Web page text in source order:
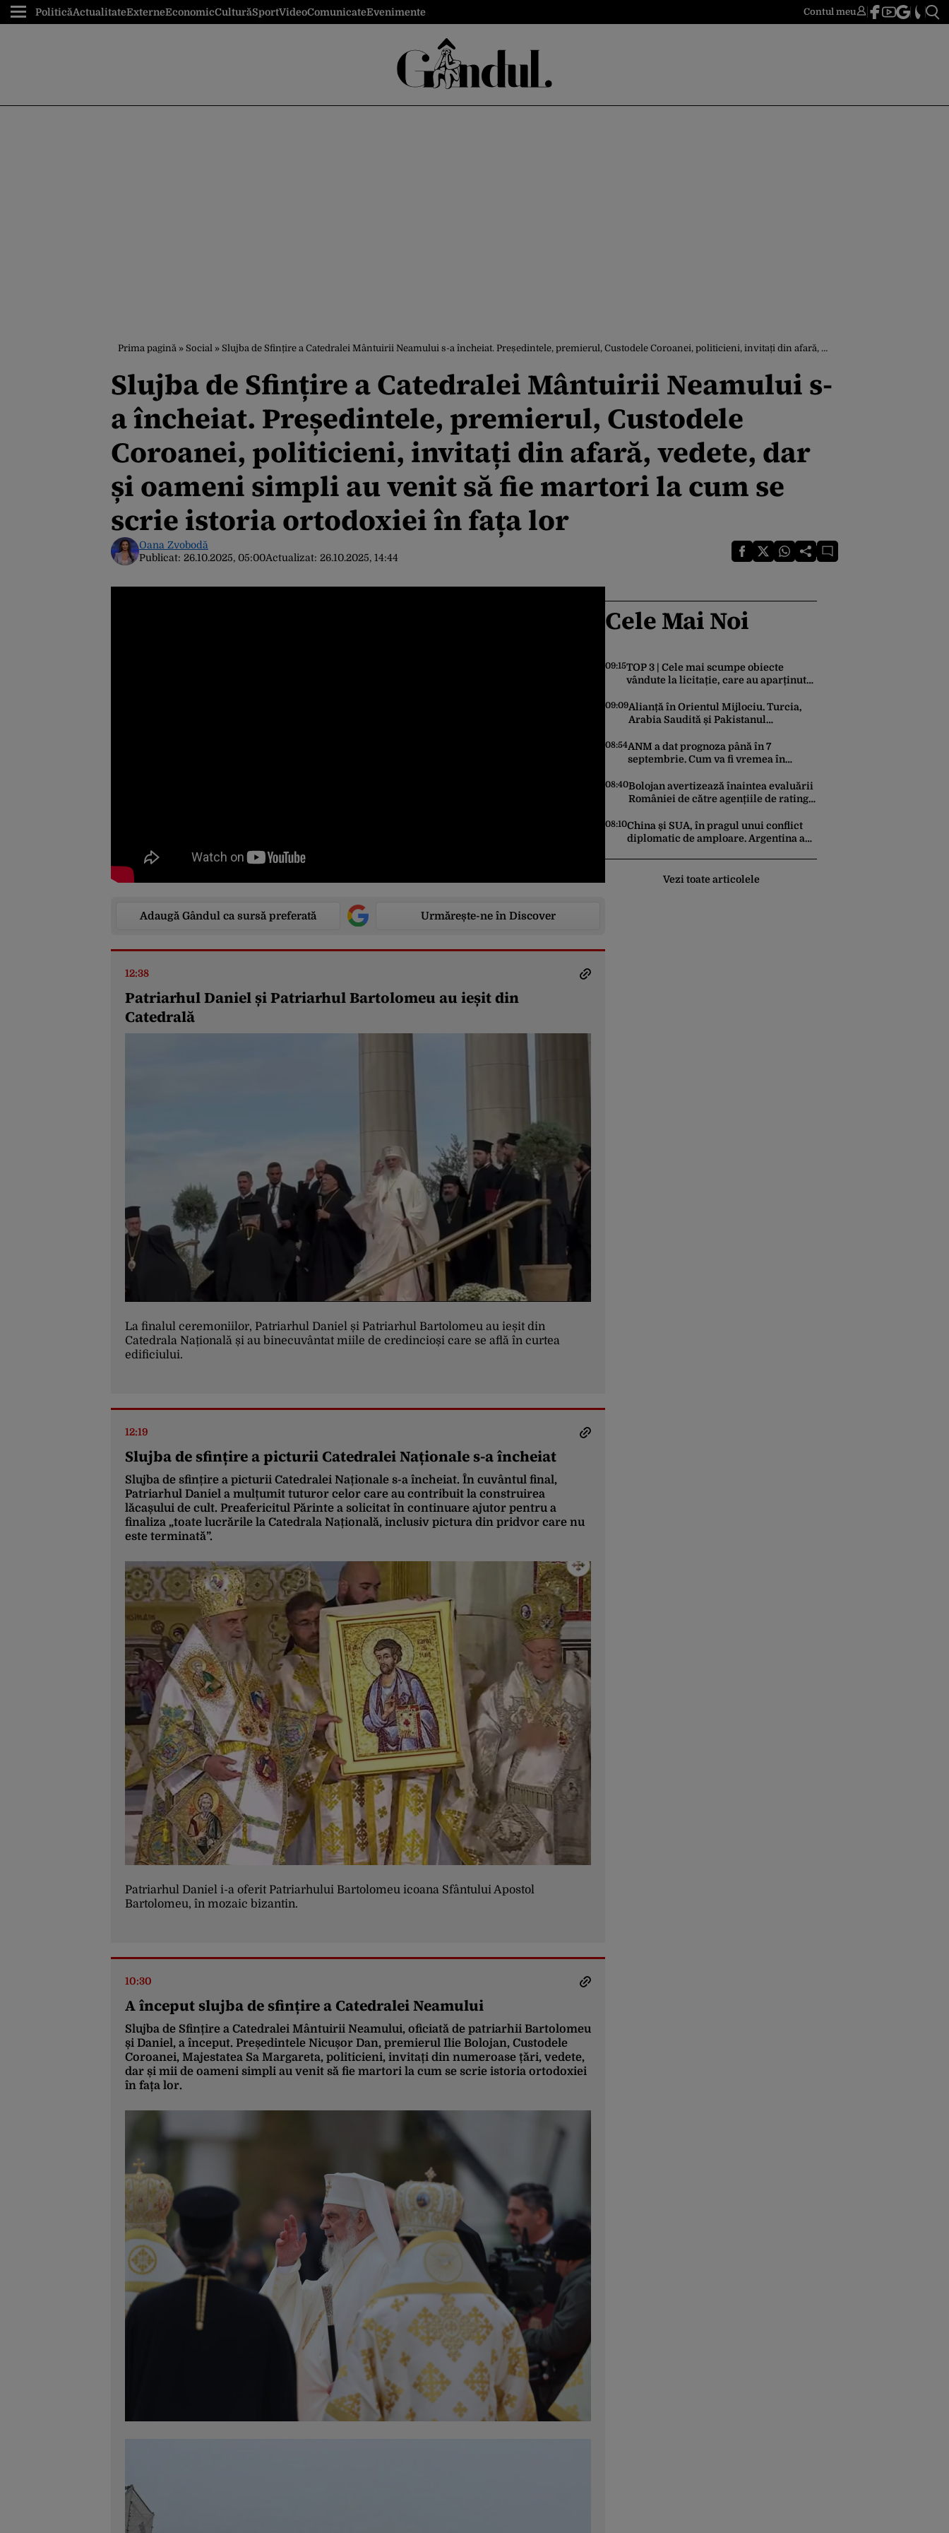
PoliticăActualitateExterneEconomicCulturăSportVideoComunicateEvenimente Contul meu
Prima pagină » Social » Slujba de Sfințire a Catedralei Mântuirii Neamului s-a încheiat. Președintele, premierul, Custodele Coroanei, politicieni, invitați din afară, vedete, dar și oameni simpli au venit să fie martori la cum se scrie istoria ortodoxiei în fața lor
Slujba de Sfințire a Catedralei Mântuirii Neamului s-
a încheiat. Președintele, premierul, Custodele
Coroanei, politicieni, invitați din afară, vedete, dar
și oameni simpli au venit să fie martori la cum se
scrie istoria ortodoxiei în fața lor
Oana Zvobodă
Publicat: 26.10.2025, 05:00Actualizat: 26.10.2025, 14:44
Adaugă Gândul ca sursă preferată Urmărește-ne în Discover
12:38
Patriarhul Daniel și Patriarhul Bartolomeu au ieșit din
Catedrală
La finalul ceremoniilor, Patriarhul Daniel și Patriarhul Bartolomeu au ieșit din
Catedrala Națională și au binecuvântat miile de credincioși care se află în curtea
edificiului.
12:19
Slujba de sfințire a picturii Catedralei Naționale s-a încheiat
Slujba de sfințire a picturii Catedralei Naționale s-a încheiat. În cuvântul final,
Patriarhul Daniel a mulțumit tuturor celor care au contribuit la construirea
lăcașului de cult. Preafericitul Părinte a solicitat în continuare ajutor pentru a
finaliza „toate lucrările la Catedrala Națională, inclusiv pictura din pridvor care nu
este terminată”.
Patriarhul Daniel i-a oferit Patriarhului Bartolomeu icoana Sfântului Apostol
Bartolomeu, în mozaic bizantin.
10:30
A început slujba de sfințire a Catedralei Neamului
Slujba de Sfințire a Catedralei Mântuirii Neamului, oficiată de patriarhii Bartolomeu
și Daniel, a început. Președintele Nicușor Dan, premierul Ilie Bolojan, Custodele
Coroanei, Majestatea Sa Margareta, politicieni, invitați din numeroase țări, vedete,
dar și mii de oameni simpli au venit să fie martori la cum se scrie istoria ortodoxiei
în fața lor.
Cele Mai Noi
09:15TOP 3 | Cele mai scumpe obiecte
vândute la licitație, care au aparținut
09:09Alianță în Orientul Mijlociu. Turcia,
Arabia Saudită și Pakistanul
apărare
08:54ANM a dat prognoza până în 7
septembrie. Cum va fi vremea în
08:40Bolojan avertizează înaintea evaluării
României de către agențiile de rating:
baza acestor evaluări”
08:10China și SUA, în pragul unui conflict
diplomatic de amploare. Argentina a
Vezi toate articolele